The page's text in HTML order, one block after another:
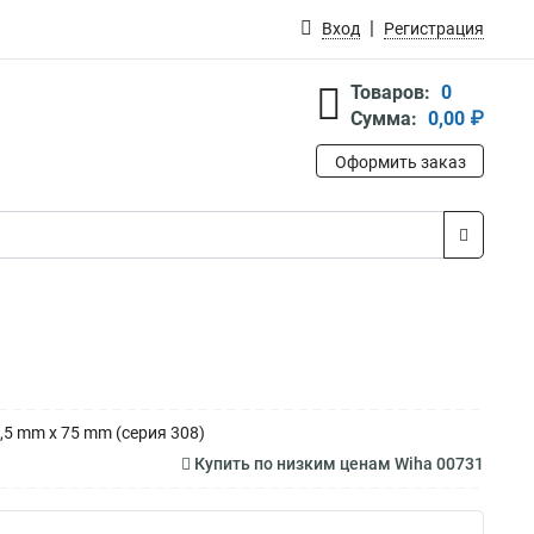
Вход Регистрация
Товаров: 0
Сумма: 0,00 ₽
Оформить заказ
mm x 75 mm (серия 308)
Купить по низким ценам Wiha 00731